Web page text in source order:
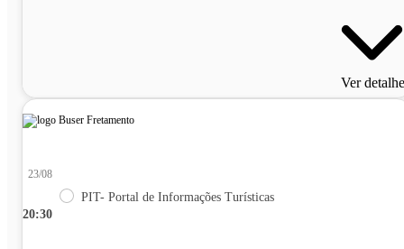
Ver
20:30
23/08
PIT- Portal de Informações Turísticas